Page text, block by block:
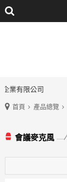
業有限公司
首頁 產品總覽
會議麥克風